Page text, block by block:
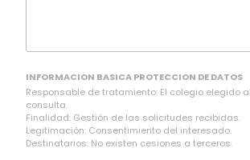
INFORMACION BASICA PROTECCION DE DATOS
Responsable de tratamiento: El colegio elegido
consulta.
Finalidad: Gestión de las solicitudes recibidas.
Legitimación: Consentimiento del interesado.
Destinatarios: No existen cesiones a terceros.